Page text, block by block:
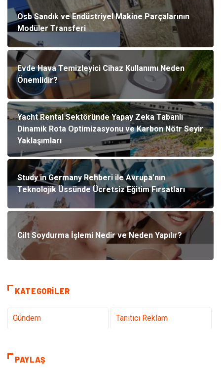
Osb Sandık ve Endüstriyel Makine Parçalarının
Modüler Transferi
Evde Hava Temizleyici Cihaz Kullanımı Neden
Önemlidir?
Yacht Rental Sektöründe Yapay Zeka Tabanlı
Dinamik Rota Optimizasyonu ve Karbon Nötr Seyir
Yaklaşımları
Study in Germany Rehberi ile Avrupa’nın
Teknolojik Üssünde Ücretsiz Eğitim Fırsatları
Cilt Soydurma İşlemi Nedir ve Neden Yapılır?
KATEGORILER
Gündem Tanıtıcı Reklam
PAYLAŞ